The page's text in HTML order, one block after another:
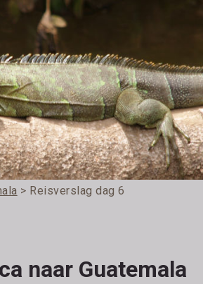
> Reisverslag dag 6
naar Guatemala